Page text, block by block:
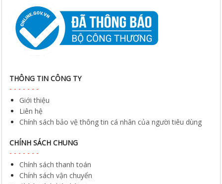
THÔNG TIN CÔNG TY
Liên hệ
Chính sách bảo vệ thông tin cá nhân của người tiêu dùng
CHÍNH SÁCH CHUNG
Chính sách vận chuyển
Chính sách bán hàng
Chính sách bảo hành sản phẩm
Chính sách hoàn trả